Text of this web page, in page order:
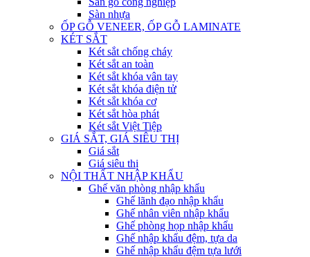
Sàn nhựa
ỐP GỖ VENEER, ỐP GỖ LAMINATE
KÉT SẮT
Két sắt chống cháy
Két sắt an toàn
Két sắt khóa vân tay
Két sắt khóa điện tử
Két sắt khóa cơ
Két sắt hòa phát
Két sắt Việt Tiệp
GIÁ SẮT, GIÁ SIÊU THỊ
Giá sắt
Giá siêu thị
NỘI THẤT NHẬP KHẨU
Ghế văn phòng nhập khẩu
Ghế lãnh đạo nhập khẩu
Ghế nhân viên nhập khẩu
Ghế phòng họp nhập khẩu
Ghế nhập khẩu đệm, tựa da
Ghế nhập khẩu đệm tựa lưới